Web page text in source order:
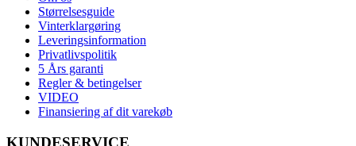
Størrelsesguide
Vinterklargøring
Leveringsinformation
Privatlivspolitik
5 Års garanti
Regler & betingelser
VIDEO
Finansiering af dit varekøb
KUNDESERVICE